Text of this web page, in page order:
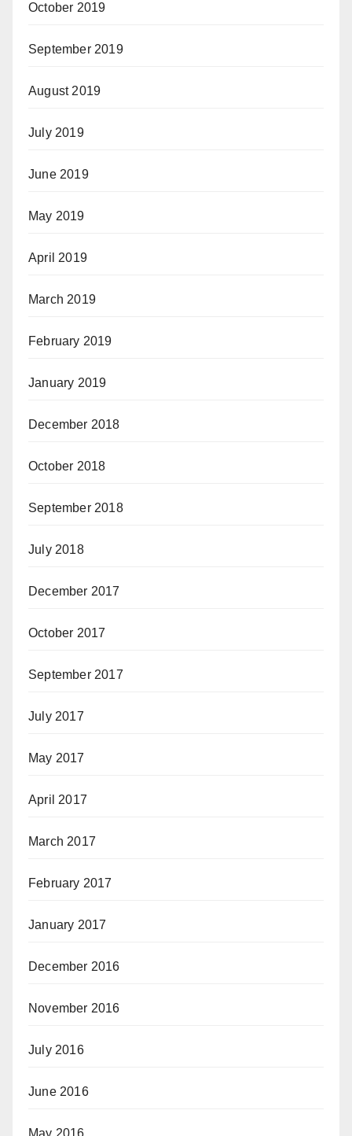
October 2019
September 2019
August 2019
July 2019
June 2019
May 2019
April 2019
March 2019
February 2019
January 2019
December 2018
October 2018
September 2018
July 2018
December 2017
October 2017
September 2017
July 2017
May 2017
April 2017
March 2017
February 2017
January 2017
December 2016
November 2016
July 2016
June 2016